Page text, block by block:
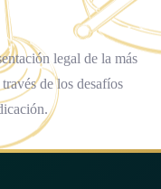
legal de la más
de los desafíos